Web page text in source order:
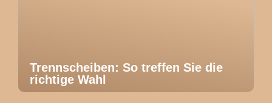
Trennscheiben: So treffen Sie die
richtige Wahl